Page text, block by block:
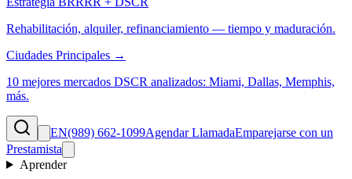
Rehabilitación, alquiler, refinanciamiento — tiempo y maduración.
Ciudades Principales →
10 mejores mercados DSCR analizados: Miami, Dallas, Memphis,
más.
EN(989) 662-1099Agendar LlamadaEmparejarse con un
Prestamista
Aprender